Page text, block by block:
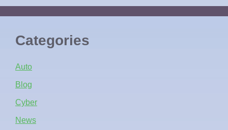
Categories
Auto
Blog
Cyber
News